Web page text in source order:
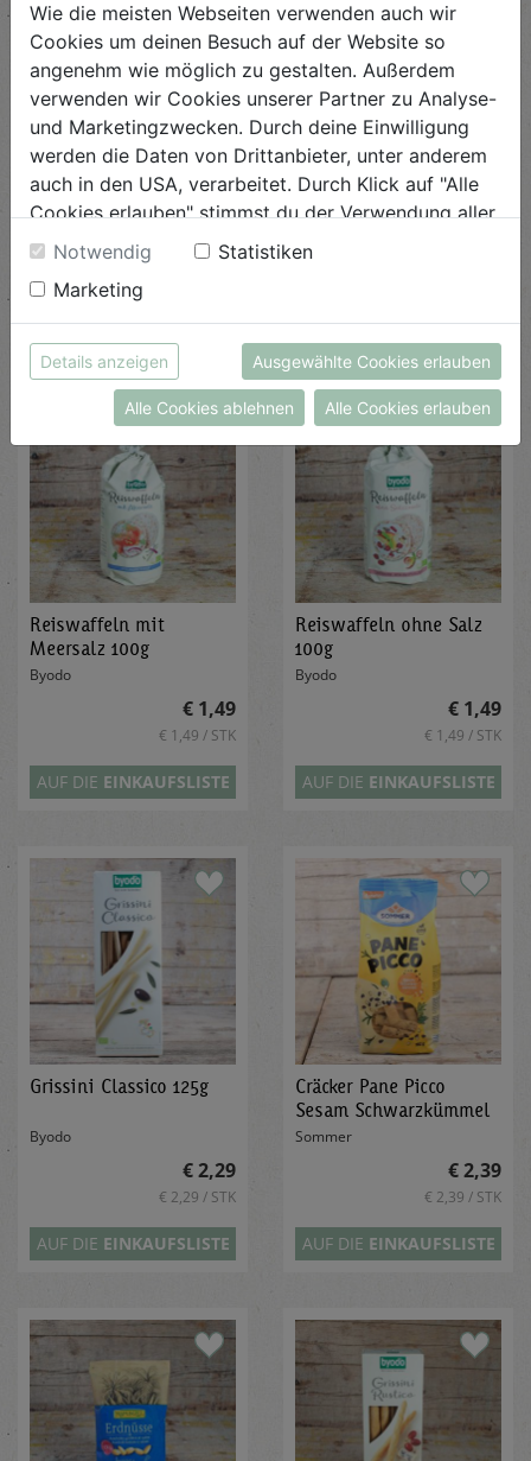
Partymix Classic 200g
Huober Brezel
€ 2,29
AUF DIEEINKAUFSLISTE
Dinkel Brezen 5 Stk.
Hamedinger
AUF DIEEINKAUFSLISTE
Reiswaffeln mit
Meersalz 100g
Byodo
€ 1,49
€ 1,49 / STK
AUF DIE EINKAUFSLISTE
Reiswaffeln ohne Salz
100g
Byodo
€ 1,49
€ 1,49 / STK
AUF DIE EINKAUFSLISTE
Grissini Classico 125g
Byodo
€ 2,29
€ 2,29 / STK
AUF DIE EINKAUFSLISTE
Cräcker Pane Picco
Sesam Schwarzkümmel
150g
Sommer
€ 2,39
€ 2,39 / STK
AUF DIE EINKAUFSLISTE
Wie die meisten Webseiten verwenden auch wir
Cookies um deinen Besuch auf der Website so
angenehm wie möglich zu gestalten. Außerdem
verwenden wir Cookies unserer Partner zu Analyse-
und Marketingzwecken. Durch deine Einwilligung
werden die Daten von Drittanbieter, unter anderem
auch in den USA, verarbeitet. Durch Klick auf "Alle
Cookies erlauben" stimmst du der Verwendung aller
Cookies zu. Unter "Details anzeigen" findest du alle
Infos zu den unterschiedlichen Cookies, du kannst
auch entscheiden, welche Cookies du erlauben
möchtest.
Weitere Informationen findest du in unserer
Datenschutzerklärungbzw. imImpressum
Notwendig
Statistiken
Marketing
Details anzeigen Ausgewählte Cookies erlauben
Alle Cookies ablehnen Alle Cookies erlauben